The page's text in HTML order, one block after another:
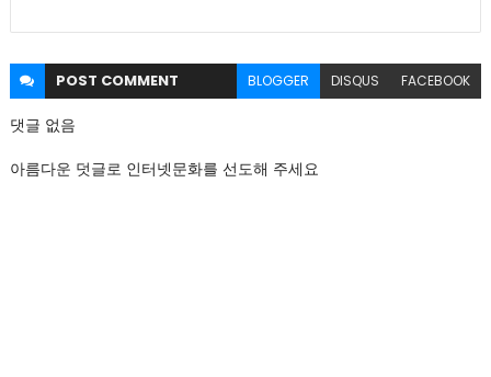
POST COMMENT BLOGGER DISQUS FACEBOOK
댓글 없음
아름다운 덧글로 인터넷문화를 선도해 주세요